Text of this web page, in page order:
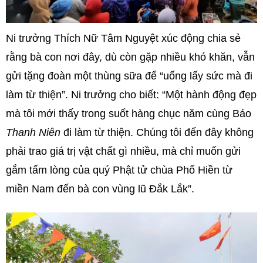
Ni trưởng Thích Nữ Tâm Nguyệt xúc động chia sẻ
rằng bà con nơi đây, dù còn gặp nhiều khó khăn, vẫn
gửi tặng đoàn một thùng sữa để “uống lấy sức mà đi
làm từ thiện”. Ni trưởng cho biết: “Một hành động đẹp
mà tôi mới thấy trong suốt hàng chục năm cùng Báo
Thanh Niên đi làm từ thiện. Chúng tôi đến đây không
phải trao giá trị vật chất gì nhiều, mà chỉ muốn gửi
gắm tấm lòng của quý Phật tử chùa Phổ Hiền từ
miền Nam đến bà con vùng lũ Đắk Lắk”.